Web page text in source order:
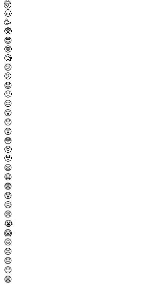
🤯
🤠
🥳
🥸
😎
🤓
🧐
😕
🫤
😟
🙁
☹️
😮
😯
😲
😳
🥺
🥹
😦
😧
😨
😰
😥
😢
😭
😱
😖
😣
😞
😓
😩